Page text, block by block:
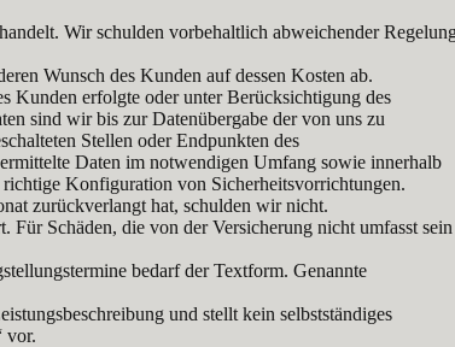
Wir schulden vorbehaltlich abweichender
Wunsch des Kunden auf dessen Kosten ab.
Kunden erfolgte oder unter Berücksichtigung des
sind wir bis zur Datenübergabe der von uns zu
Stellen oder Endpunkten des
Daten im notwendigen Umfang sowie innerhalb
Konfiguration von Sicherheitsvorrichtungen.
zurückverlangt hat, schulden wir nicht.
Schäden, die von der Versicherung nicht umfasst sein
bedarf der Textform. Genannte
und stellt kein selbstständiges
vor.